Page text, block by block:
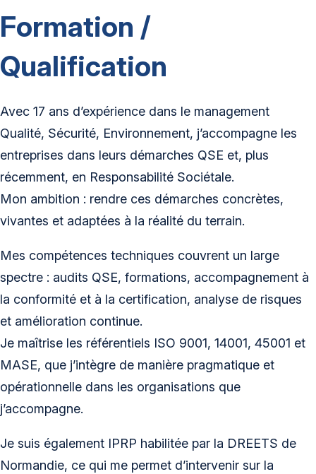
Formation /
Qualification
Avec 17 ans d’expérience dans le management
Qualité, Sécurité, Environnement, j’accompagne les
entreprises dans leurs démarches QSE et, plus
récemment, en Responsabilité Sociétale.
Mon ambition : rendre ces démarches concrètes,
vivantes et adaptées à la réalité du terrain.
Mes compétences techniques couvrent un large
spectre : audits QSE, formations, accompagnement à
la conformité et à la certification, analyse de risques
et amélioration continue.
Je maîtrise les référentiels ISO 9001, 14001, 45001 et
MASE, que j’intègre de manière pragmatique et
opérationnelle dans les organisations que
j’accompagne.
Je suis également IPRP habilitée par la DREETS de
Normandie, ce qui me permet d’intervenir sur la